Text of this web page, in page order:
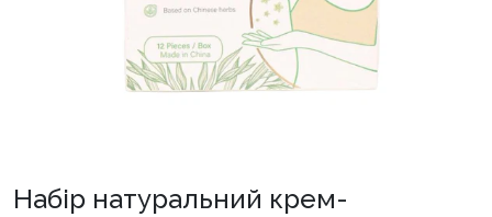
Набір натуральний крем-